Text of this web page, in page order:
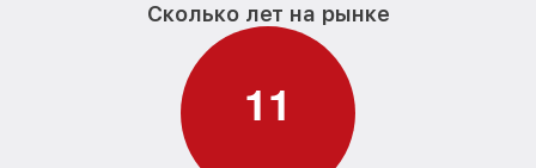
Сколько лет на рынке
11